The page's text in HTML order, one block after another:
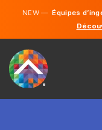
NEW —Équipes